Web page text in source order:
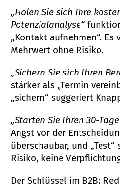
„Holen Sie sich Ihre
Potenzialanalyse“
„Kontakt aufnehmen“.
Mehrwert ohne Risiko.
„Sichern Sie sich Ihren
stärker als „Termin
„sichern“ suggeriert
„Starten Sie Ihren 30-
Angst vor der
überschaubar, und
Risiko, keine
Der Schlüssel im B2B: